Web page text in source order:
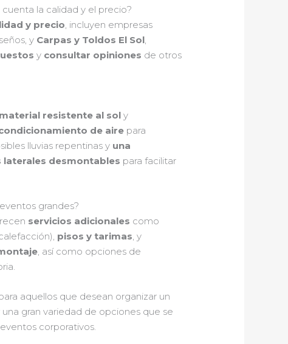
la calidad y el precio?
y precio, incluyen empresas
y Carpas y Toldos El Sol,
y consultar opiniones de otros
material resistente al sol y
de aire para
lluvias repentinas y una
laterales desmontables para facilitar
grandes?
servicios adicionales como
pisos y tarimas, y
, así como opciones de
aquellos que desean organizar un
gran variedad de opciones que se
corporativos.